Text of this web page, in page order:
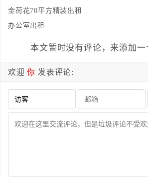
金荷花70平方精装出租
办公室出租
本文暂时没有评论，来添加
欢迎你 发表评论: